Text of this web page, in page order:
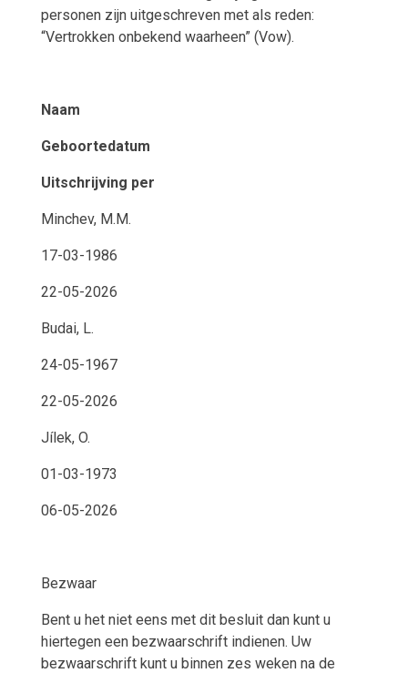
personen zijn uitgeschreven met als reden:
“Vertrokken onbekend waarheen” (Vow).
Naam
Geboortedatum
Uitschrijving per
Minchev, M.M.
17-03-1986
22-05-2026
Budai, L.
24-05-1967
22-05-2026
Jílek, O.
01-03-1973
06-05-2026
Bezwaar
Bent u het niet eens met dit besluit dan kunt u
hiertegen een bezwaarschrift indienen. Uw
bezwaarschrift kunt u binnen zes weken na de